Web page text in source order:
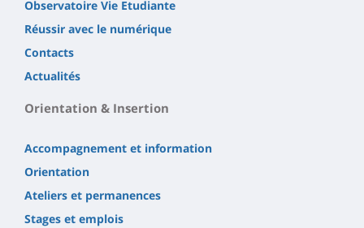
Observatoire Vie Etudiante
Réussir avec le numérique
Contacts
Actualités
Orientation & Insertion
Accompagnement et information
Orientation
Ateliers et permanences
Stages et emplois